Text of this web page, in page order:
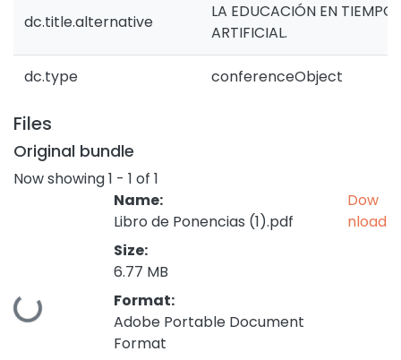
dc.title.alternative
LA EDUCACIÓN EN
ARTIFICIAL.
dc.type conferenceObject
Files
Original bundle
Now showing1 - 1 of 1
Loading...
Name:
Libro de Ponencias (1).pdf
Size:
6.77 MB
Format:
Adobe Portable Document
Format
Dow
nload